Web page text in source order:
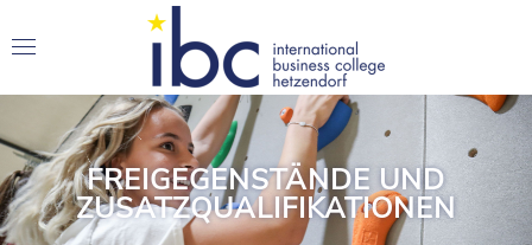
FREIGEGENSTÄNDE UND
ZUSATZQUALIFIKATIONEN